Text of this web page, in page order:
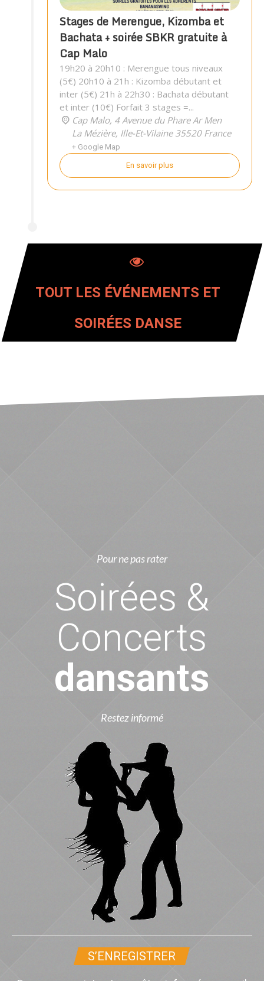
Stages de Merengue, Kizomba et
Bachata + soirée SBKR gratuite à
Cap Malo
19h20 à 20h10 : Merengue tous niveaux
(5€) 20h10 à 21h : Kizomba débutant et
inter (5€) 21h à 22h30 : Bachata débutant
et inter (10€) Forfait 3 stages =...
Cap Malo, 4 Avenue du Phare Ar Men
La Mézière, Ille-Et-Vilaine 35520 France
+ Google Map
En savoir plus
TOUT LES ÉVÉNEMENTS ET
SOIRÉES DANSE
Pour ne pas rater
Soirées &
Concerts
dansants
Restez informé
S’ENREGISTRER